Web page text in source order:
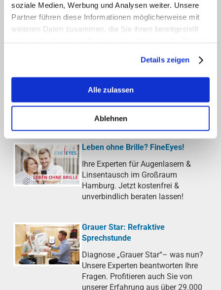
soziale Medien, Werbung und Analysen weiter. Unsere
Partner führen diese Informationen möglicherweise mit
weiteren Daten zusammen, die Sie ihnen bereitgestellt
Details zeigen
Alle zulassen
Ablehnen
AKTUELLE THEMEN DER AOB
Gerötete, juckende oder brennende
Ihrer trockenen Augen heraus und
wählen die passende Behandlung
aus.
Leben ohne Brille? FineEyes!
Ihre Experten für Augenlasern &
Linsentausch im Großraum
Hamburg. Jetzt kostenfrei &
unverbindlich beraten lassen!
Grauer Star: Refraktive
Sprechstunde
Diagnose „Grauer Star“– was nun?
Unsere Experten beantworten Ihre
Fragen. Profitieren auch Sie von
unserer Erfahrung aus über 29.000